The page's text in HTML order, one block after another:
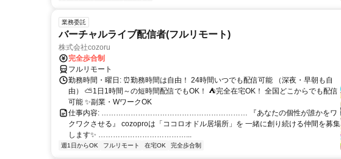
業務委託
バーチャルライブ配信者(フルリモート)
株式会社cozoru
完全歩合制
フルリモート
勤務時間・曜日: ⏰勤務時間は自由！ 24時間いつでも配信可能 （深夜・早朝も自
由） ⛅1日1時間～の短時間配信でもOK！ ⛺完全在宅OK！ 全国どこからでも配信
可能 ✨副業・WワークOK
仕事内容: …………………………………………………… 『あなたの個性が誰かをワ
クワクさせる』 cozoproは「ココロオドル居場所」を 一緒に創り続ける仲間を募集
します✨ ………………………………...
週1日からOK フルリモート 在宅OK 完全歩合制